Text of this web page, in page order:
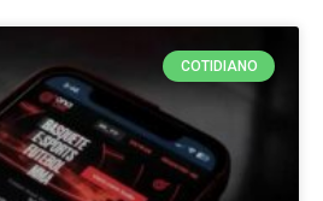
COTIDIANO